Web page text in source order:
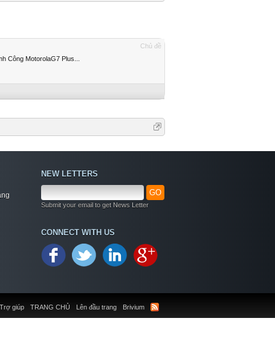
Chủ đề
Công MotorolaG7 Plus...
NEW LETTERS
GO
Submit your email to get News Letter
CONNECT WITH US
Trợ giúp TRANG CHỦ Lên đầu trang Brivium